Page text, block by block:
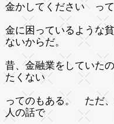
金かしてください って
金に困っているような
ないからだ。
昔、金融業をしていた
たくない
ってのもある。 ただ
人の話で